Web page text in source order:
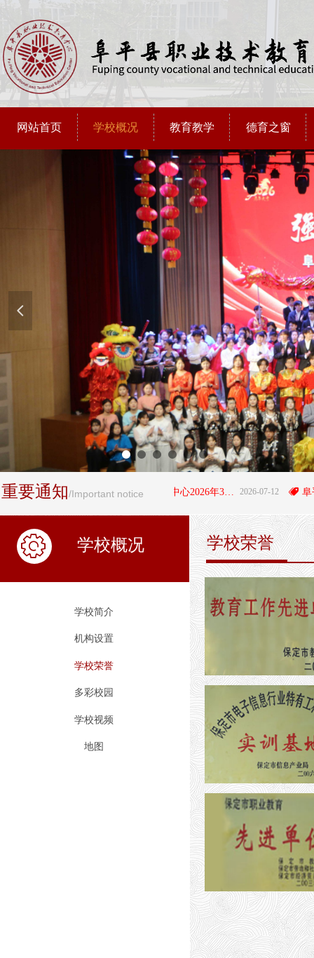
网站首页 学校概况 教育教学 德育之窗
넳
重要通知/Important notice 2026-07-12
뀄 阜平县职业技术教育中心2026年3+4"贯通培养项目拟录取学生名单公示 뀄
ꂉ 学校概况
学校简介
机构设置
学校荣誉
多彩校园
学校视频
地图
学校荣誉